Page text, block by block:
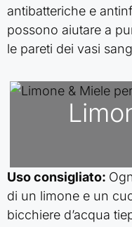
antibatteriche e
possono aiutare a
le pareti dei vasi
Uso consigliato:
di un limone e un
bicchiere d’acqua